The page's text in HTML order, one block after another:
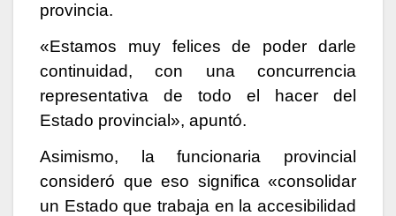
provincia.
«Estamos muy felices de poder darle
continuidad, con una concurrencia
representativa de todo el hacer del
Estado provincial», apuntó.
Asimismo, la funcionaria provincial
consideró que eso significa «consolidar
un Estado que trabaja en la accesibilidad